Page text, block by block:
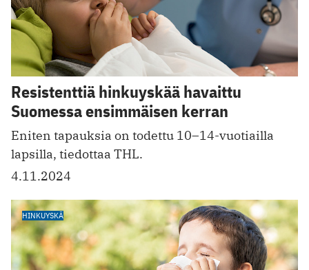
Resistenttiä hinkuyskää havaittu
Suomessa ensimmäisen kerran
Eniten tapauksia on todettu 10–14-vuotiailla
lapsilla, tiedottaa THL.
4.11.2024
HINKUYSKÄ